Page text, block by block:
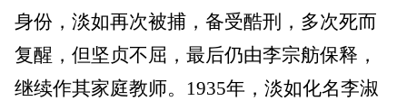
身份，淡如再次被捕，备受酷刑，多次死而
复醒，但坚贞不屈，最后仍由李宗舫保释，
继续作其家庭教师。1935年，淡如化名李淑